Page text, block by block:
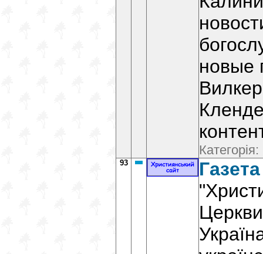
новые
Категорія:
93